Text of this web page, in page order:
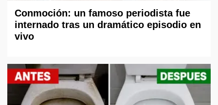
Conmoción: un famoso periodista fue
internado tras un dramático episodio en
vivo